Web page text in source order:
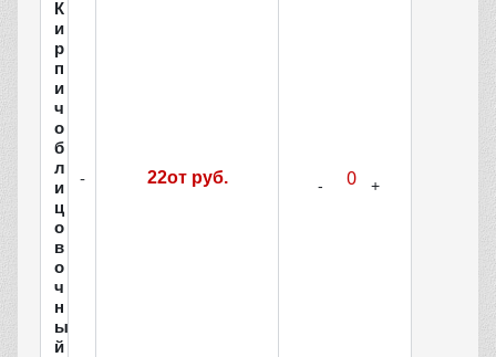
К
и
р
п
и
ч
о
б
л
и
ц
о
в
о
ч
н
ы
й
- 22от руб.